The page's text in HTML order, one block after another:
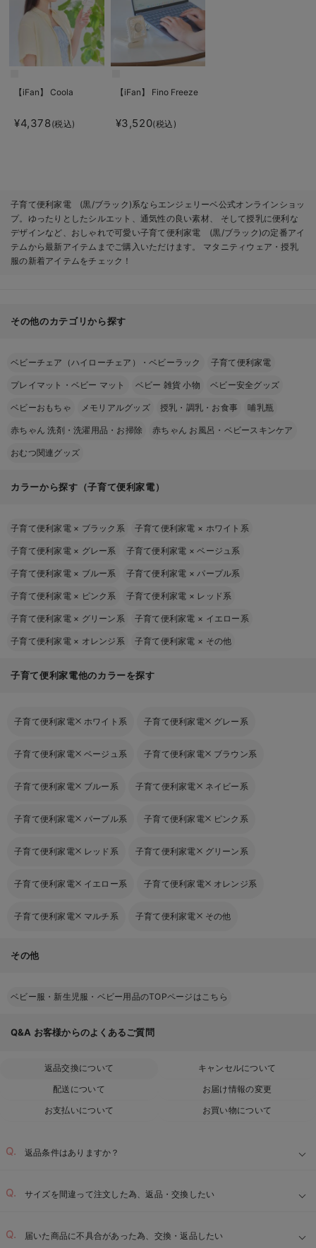
【iFan】 Coola
¥4,378(税込)
【iFan】 Fino Freeze
¥3,520(税込)
子育て便利家電 (黒/ブラック)系ならエンジェリーベ公式オンラインショッ
プ。ゆったりとしたシルエット、通気性の良い素材、 そして授乳に便利な
デザインなど、おしゃれで可愛い子育て便利家電 (黒/ブラック)の定番アイ
テムから最新アイテムまでご購入いただけます。 マタニティウェア・授乳
服の新着アイテムをチェック！
その他のカテゴリから探す
ベビーチェア（ハイローチェア）・ベビーラック 子育て便利家電
プレイマット・ベビー マット ベビー 雑貨 小物 ベビー安全グッズ
ベビーおもちゃ メモリアルグッズ 授乳・調乳・お食事 哺乳瓶
赤ちゃん 洗剤・洗濯用品・お掃除 赤ちゃん お風呂・ベビースキンケア
おむつ関連グッズ
カラーから探す（子育て便利家電）
子育て便利家電 × ブラック系 子育て便利家電 × ホワイト系
子育て便利家電 × グレー系 子育て便利家電 ×ベージュ系
子育て便利家電 × ブルー系 子育て便利家電 ×パープル系
子育て便利家電 × ピンク系 子育て便利家電 × レッド系
子育て便利家電 × グリーン系 子育て便利家電 × イエロー系
子育て便利家電 × オレンジ系 子育て便利家電 × その他
子育て便利家電他のカラーを探す
子育て便利家電 ホワイト系 子育て便利家電 グレー系
子育て便利家電 ベージュ系 子育て便利家電 ブラウン系
子育て便利家電 ブルー系 子育て便利家電 ネイビー系
子育て便利家電 パープル系 子育て便利家電 ピンク系
子育て便利家電 レッド系 子育て便利家電 グリーン系
子育て便利家電 イエロー系 子育て便利家電 オレンジ系
子育て便利家電 マルチ系 子育て便利家電 その他
その他
ベビー服・新生児服・ベビー用品のTOPページはこちら
Q&A お客様からのよくあるご質問
返品交換について
キャンセルについて
配送について
お届け情報の変更
お支払いについて
お買い物について
返品条件はありますか？
サイズを間違って注文した為、返品・交換したい
届いた商品に不具合があった為、交換・返品したい